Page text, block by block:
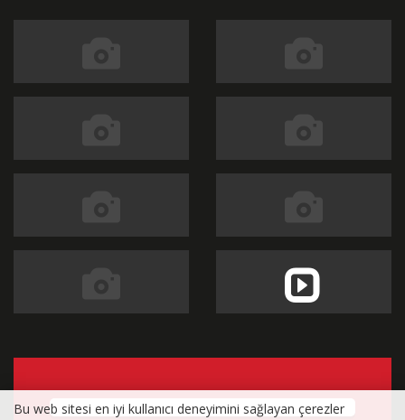
Bu web sitesi en iyi kullanıcı deneyimini sağlayan çerezler